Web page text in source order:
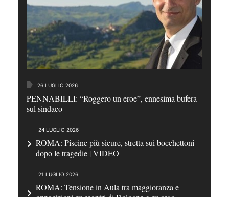
26 LUGLIO 2026
PENNABILLI: “Roggero un eroe”, ennesima bufera
sul sindaco
24 LUGLIO 2026
ROMA: Piscine più sicure, stretta sui bocchettoni
dopo le tragedie | VIDEO
21 LUGLIO 2026
ROMA: Tensione in Aula tra maggioranza e